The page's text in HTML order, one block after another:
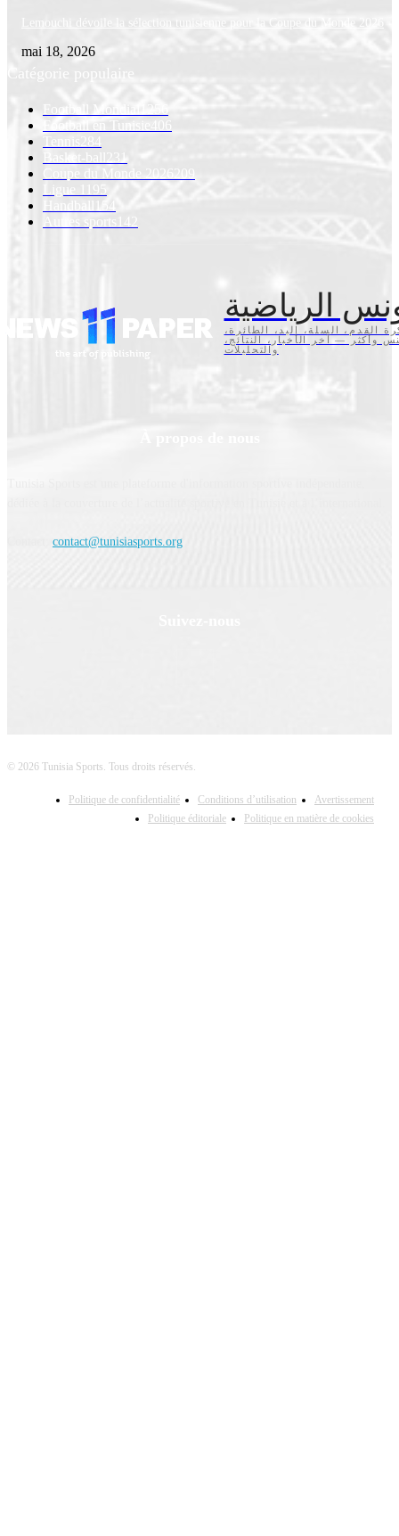
Lemouchi dévoile la sélection tunisienne pour la Coupe du Monde 2026
mai 18, 2026
Catégorie populaire
Football Mondial
1256
Football en Tunisie 406
Tennis
284
Basket-ball
231
Coupe du Monde 2026 209
Ligue 1
195
Handball
154
Autres sports 142
الرياضية
القدم، السلة، اليد، الطائرة،
وأكثر — آخر الأخبار، النتائج،
والتحليلات
contact@tunisiasports.org
© 2026 Tunisia Sports. Tous droits réservés.
Politique de confidentialité Conditions d’utilisation
Avertissement
Politique éditoriale
Politique en matière de cookies